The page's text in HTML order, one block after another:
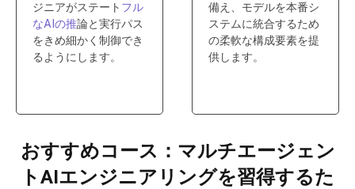
ジニアがステート フル
なAIの推論と実行パス
をきめ細かく制御でき
るようにします。
備え、モデルを本番シ
ステムに統合するため
の柔軟な構成要素を提
供します。
おすすめコース：マルチエージェン
トAIエンジニアリングを習得するた